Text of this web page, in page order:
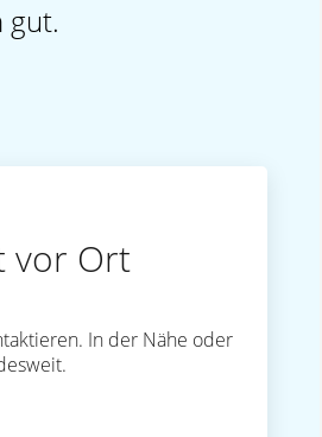
gut.
vor Ort
In der Nähe oder